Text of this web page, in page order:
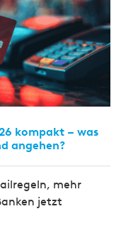
kompakt – was
angehen?
mehr
jetzt